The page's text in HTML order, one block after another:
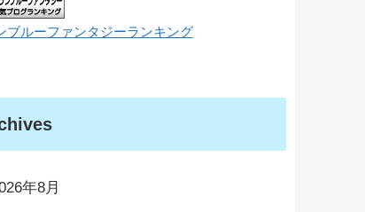
ブルーファンタジーランキング
年8月